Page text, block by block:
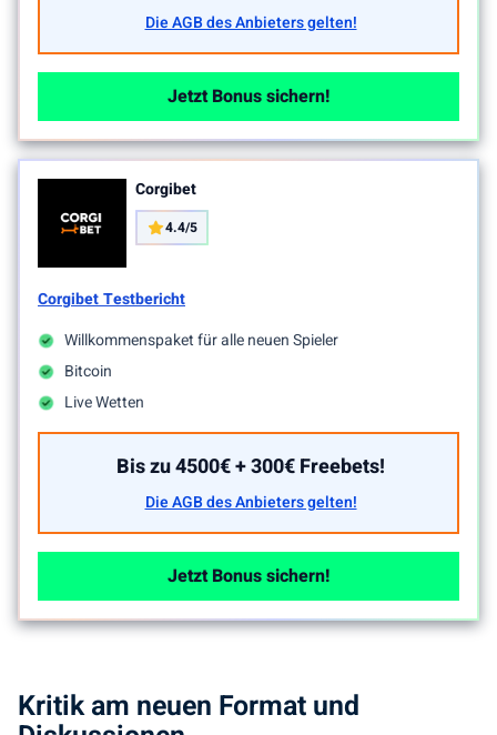
Die AGB des Anbieters gelten!
Jetzt Bonus sichern!
Corgibet
4.4/5
Corgibet Testbericht
Willkommenspaket für alle neuen Spieler
Bitcoin
Live Wetten
Bis zu 4500€ + 300€ Freebets!
Die AGB des Anbieters gelten!
Jetzt Bonus sichern!
Kritik am neuen Format und